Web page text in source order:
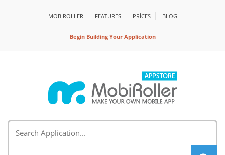
MOBIROLLER FEATURES PRİCES BLOG
Begin Building Your Application